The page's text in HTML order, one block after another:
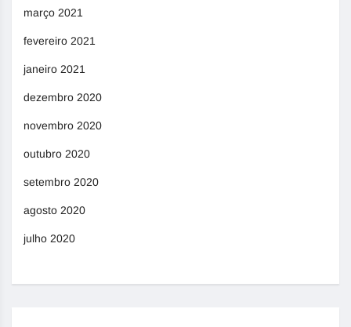
março 2021
fevereiro 2021
janeiro 2021
dezembro 2020
novembro 2020
outubro 2020
setembro 2020
agosto 2020
julho 2020